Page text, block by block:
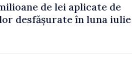
de lei aplicate de
desfășurate în luna iulie